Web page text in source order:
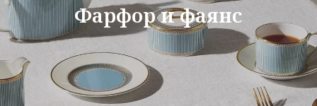
Фарфор и фаянс